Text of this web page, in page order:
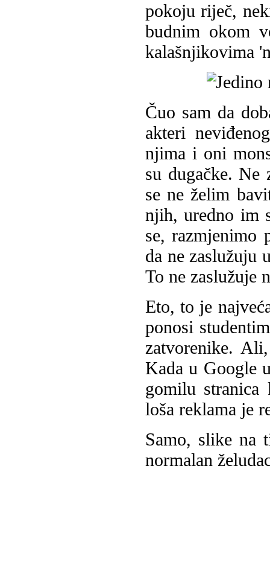
pokoju riječ,
budnim okom
kalašnjikovima
Čuo sam da
akteri
njima i oni
su dugačke.
se ne želim
njih, uredno im
se, razmjenimo
da ne zaslužuju
To ne zaslužuje
Eto, to je
ponosi
zatvorenike.
Kada u Google
gomilu
loša reklama je
Samo, slike na
normalan